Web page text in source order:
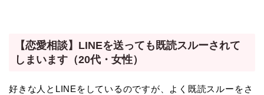
【恋愛相談】LINEを送っても既読スルーされて
しまいます（20代・女性）
好きな人とLINEをしているのですが、よく既読スルーをさ